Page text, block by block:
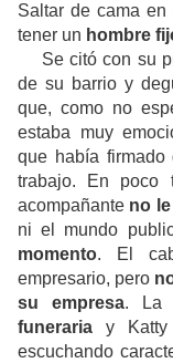
Saltar de cama
tener un hombre
Se citó con su
de su barrio y
que, como no
estaba muy
que había
trabajo. En
acompañante no
ni el mundo
momento. El
empresario, pero
su empresa. La
funeraria y Katty
escuchando